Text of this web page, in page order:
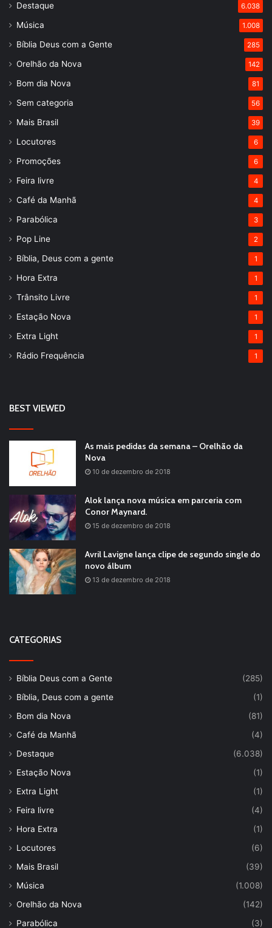
Destaque 6.038
Música 1.008
Bíblia Deus com a Gente 285
Orelhão da Nova 142
Bom dia Nova 81
Sem categoria 56
Mais Brasil 39
Locutores 6
Promoções 6
Feira livre 4
Café da Manhã 4
Parabólica 3
Pop Line 2
Bíblia, Deus com a gente 1
Hora Extra 1
Trânsito Livre 1
Estação Nova 1
Extra Light 1
Rádio Frequência 1
BEST VIEWED
As mais pedidas da semana – Orelhão da
Nova
10 de dezembro de 2018
Alok lança nova música em parceria com
Conor Maynard.
15 de dezembro de 2018
Avril Lavigne lança clipe de segundo single do
novo álbum
13 de dezembro de 2018
CATEGORIAS
Bíblia Deus com a Gente
(285)
Bíblia, Deus com a gente
(1)
Bom dia Nova
(81)
Café da Manhã
(4)
Destaque
(6.038)
Estação Nova
(1)
Extra Light
(1)
Feira livre
(4)
Hora Extra
(1)
Locutores
(6)
Mais Brasil
(39)
Música
(1.008)
Orelhão da Nova
(142)
Parabólica
(3)